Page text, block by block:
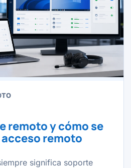
remoto y cómo se
remoto
significa soporte